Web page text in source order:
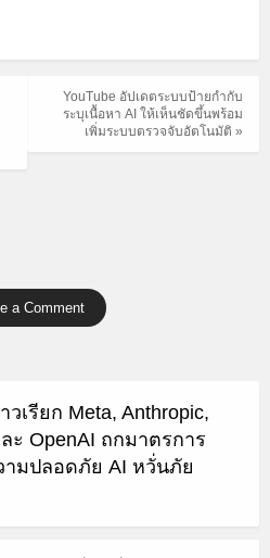
YouTube อัปเดตระบบป้ายกำกับ
ระบุเนื้อหา AI ให้เห็นชัดขึ้นพร้อม
เพิ่มระบบตรวจจับอัตโนมัติ »
a Comment
วเรียก Meta, Anthropic,
ะ OpenAI ถกมาตรการ
มปลอดภัย AI หวั่นภัย